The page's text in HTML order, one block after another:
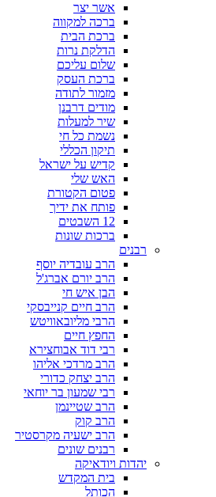
אשר יצר
ברכה למקווה
ברכת הבית
הדלקת נרות
שלום עליכם
ברכת העסק
מזמור לתודה
מודים דרבנן
שיר למעלות
נשמת כל חי
תיקון הכללי
קדיש על ישראל
האש שלי
פטום הקטורת
פותח את ידיך
12 השבטים
ברכות שונות
רבנים
הרב עובדיה יוסף
הרב יורם אברג'ל
הבן איש חי
הרב חיים קנייבסקי
הרבי מליובאוויטש
החפץ חיים
רבי דוד אבוחצירא
הרב מרדכי אליהו
הרב יצחק כדורי
רבי שמעון בר יוחאי
הרב שטיינמן
הרב קוק
הרב ישעיה מקרסטיר
רבנים שונים
יהדות ויודאיקה
בית המקדש
הכותל